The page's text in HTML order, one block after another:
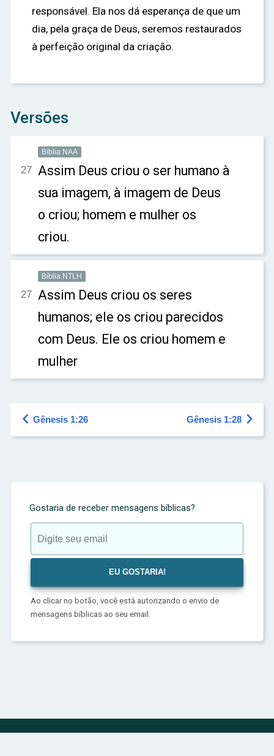
responsável. Ela nos dá esperança de que um
dia, pela graça de Deus, seremos restaurados
à perfeição original da criação.
Versões
Bíblia NAA
27 Assim Deus criou o ser humano à
sua imagem, à imagem de Deus
o criou; homem e mulher os
criou.
Bíblia NTLH
27 Assim Deus criou os seres
humanos; ele os criou parecidos
com Deus. Ele os criou homem e
mulher
 Gênesis 1:26 Gênesis 1:28 
Gostaria de receber mensagens bíblicas?
Ao clicar no botão, você está autorizando o envio de
mensagens bíblicas ao seu email.